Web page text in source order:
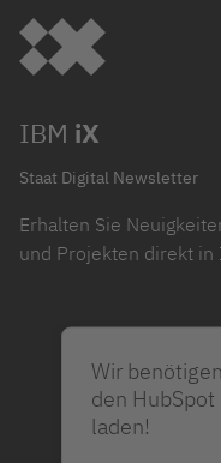
IBM iX
Staat Digital Newsletter
Erhalten Sie
und Projekten direkt in
Wir
den
laden!